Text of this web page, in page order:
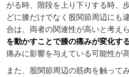
がる時、階段を上り下りする時、
どに膝だけでなく股関節周辺にも
合は、両者の関連性が高いと考え
を動かすことで膝の痛みが変化す
痛みに影響を与えている可能性が
また、股関節周辺の筋肉を触って